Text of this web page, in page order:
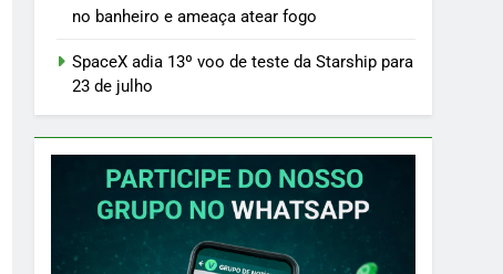
no banheiro e ameaça atear fogo
SpaceX adia 13º voo de teste da Starship para
23 de julho